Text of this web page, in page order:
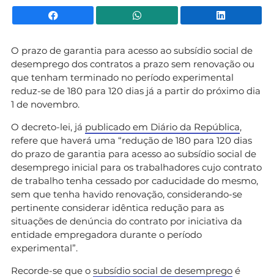
Facebook WhatsApp
O prazo de garantia para acesso ao subsídio social de
desemprego dos contratos a prazo sem renovação ou
que tenham terminado no período experimental
reduz-se de 180 para 120 dias já a partir do próximo dia
1 de novembro.
O decreto-lei, já publicado em Diário da República,
refere que haverá uma “redução de 180 para 120 dias
do prazo de garantia para acesso ao subsídio social de
desemprego inicial para os trabalhadores cujo contrato
de trabalho tenha cessado por caducidade do mesmo,
sem que tenha havido renovação, considerando-se
pertinente considerar idêntica redução para as
situações de denúncia do contrato por iniciativa da
entidade empregadora durante o período
experimental”.
Recorde-se que o subsídio social de desemprego é